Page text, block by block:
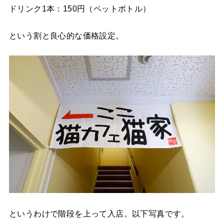
ドリンク1本：150円（ペットボトル）
という割と良心的な価格設定。
というわけで階段を上って入店。以下写真です。